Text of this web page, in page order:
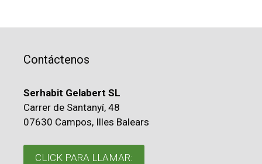
Contáctenos
Serhabit Gelabert SL
Carrer de Santanyí, 48
07630 Campos, Illes Balears
CLICK PARA LLAMAR: